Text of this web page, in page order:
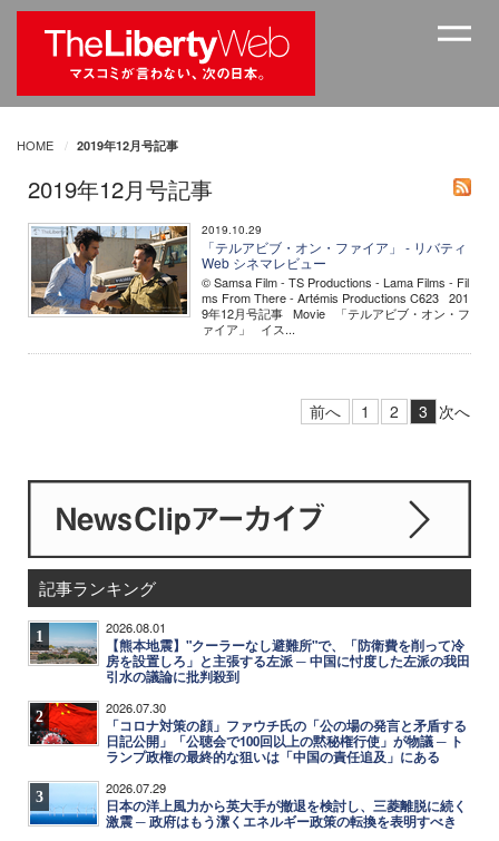
HOME 2019年12月号記事
2019年12月号記事
2019.10.29
「テルアビブ・オン・ファイア」 - リバティ
Web シネマレビュー
© Samsa Film - TS Productions - Lama Films - Fil
ms From There - Artémis Productions C623 201
9年12月号記事 Movie 「テルアビブ・オン・フ
ァイア」 イス...
前へ 1 2 3 次へ
記事ランキング
1 2026.08.01
【熊本地震】"クーラーなし避難所"で、「防衛費を削って冷
房を設置しろ」と主張する左派 ─ 中国に忖度した左派の我田
引水の議論に批判殺到
2 2026.07.30
「コロナ対策の顔」ファウチ氏の「公の場の発言と矛盾する
日記公開」「公聴会で100回以上の黙秘権行使」が物議 ─ ト
ランプ政権の最終的な狙いは「中国の責任追及」にある
3 2026.07.29
日本の洋上風力から英大手が撤退を検討し、三菱離脱に続く
激震 ─ 政府はもう潔くエネルギー政策の転換を表明すべき